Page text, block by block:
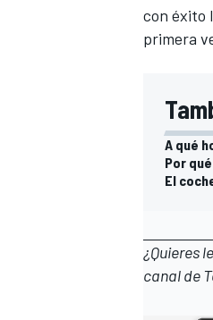
con éxito
primera
A qué
Por
El
¿Quieres
canal de